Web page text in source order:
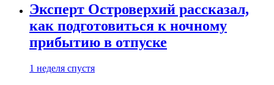
Эксперт Островерхий рассказал,
как подготовиться к ночному
прибытию в отпуске
1 неделя спустя